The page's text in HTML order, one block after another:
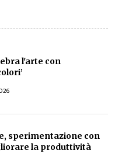
l'arte con
sperimentazione con
la produttività